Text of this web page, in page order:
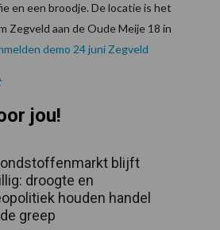
en een broodje. De locatie is het
Zegveld aan de Oude Meije 18 in
demo 24 juni Zegveld
jou!
blijft
droogte en
houden handel
greep